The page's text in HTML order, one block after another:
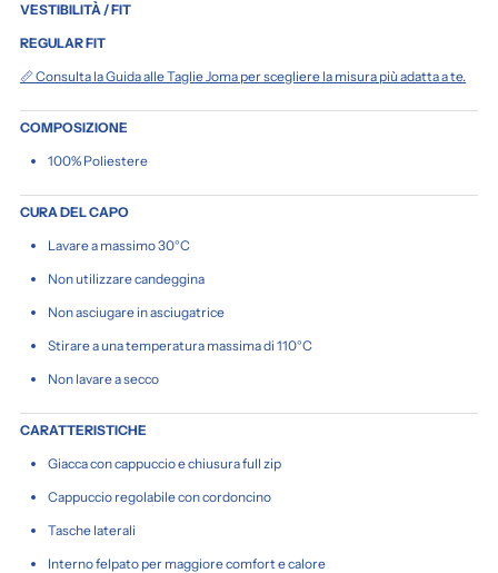
VESTIBILITÀ / FIT
REGULAR FIT
📏 Consulta la Guida alle Taglie Joma per scegliere la misura più adatta a te.
COMPOSIZIONE
100% Poliestere
CURA DEL CAPO
Lavare a massimo 30°C
Non utilizzare candeggina
Non asciugare in asciugatrice
Stirare a una temperatura massima di 110°C
Non lavare a secco
CARATTERISTICHE
Giacca con cappuccio e chiusura full zip
Cappuccio regolabile con cordoncino
Tasche laterali
Interno felpato per maggiore comfort e calore